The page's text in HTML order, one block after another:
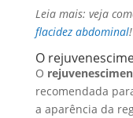
Leia mais: veja
flacidez abdominal!
O
O
recomendada
a aparência da